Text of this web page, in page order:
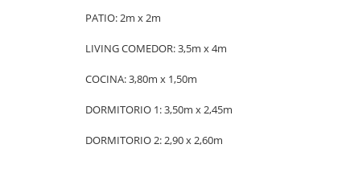
PATIO: 2m x 2m
LIVING COMEDOR: 3,5m x 4m
COCINA: 3,80m x 1,50m
DORMITORIO 1: 3,50m x 2,45m
DORMITORIO 2: 2,90 x 2,60m